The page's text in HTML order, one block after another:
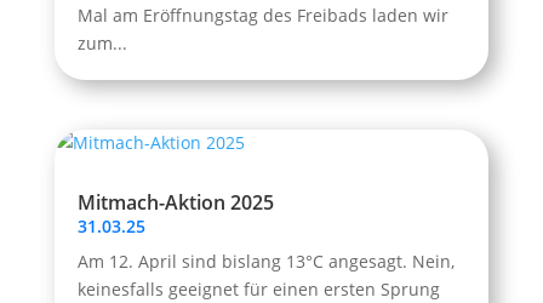
Mal am Eröffnungstag des Freibads laden wir
zum...
Mitmach-Aktion 2025
31.03.25
Am 12. April sind bislang 13°C angesagt. Nein,
keinesfalls geeignet für einen ersten Sprung